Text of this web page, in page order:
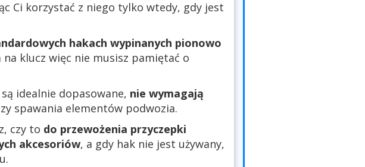
Ci korzystać z niego tylko wtedy, gdy jest
hakach wypinanych pionowo
klucz więc nie musisz pamiętać o
idealnie dopasowane, nie wymagają
spawania elementów podwozia.
czy to do przewożenia przyczepki
akcesoriów, a gdy hak nie jest używany,